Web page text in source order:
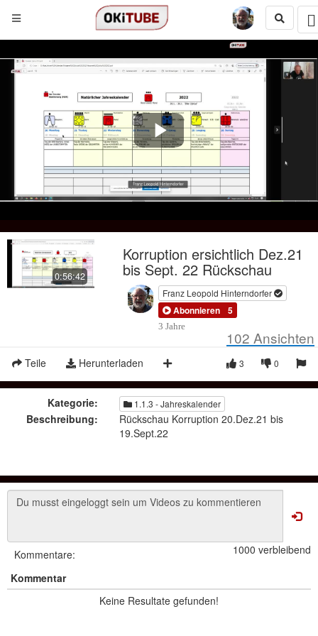
Play
Video
0:56:42
Korruption ersichtlich Dez.21
bis Sept. 22 Rückschau
Franz Leopold Hinterndorfer
Abonnieren 5
3 Jahre
102 Ansichten
Teile Herunterladen 0
3
Kategorie: 1.1.3 - Jahreskalender
Beschreibung:
Rückschau Korruption 20.Dez.21 bis
19.Sept.22
1000 verbleibend
Kommentare:
Kommentar
Keine Resultate gefunden!